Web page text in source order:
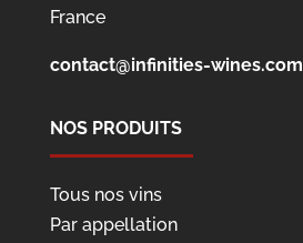
France
contact@infinities-wines.com
NOS PRODUITS
Tous nos vins
Par appellation